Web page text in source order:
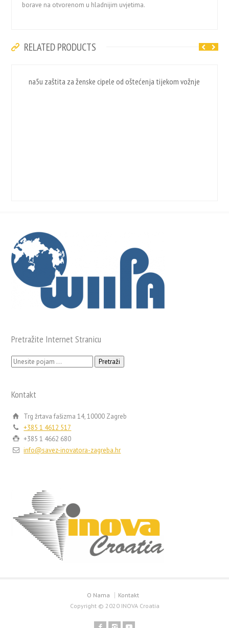
borave na otvorenom u hladnijim uvjetima.
RELATED PRODUCTS
na5u zaštita za ženske cipele od oštećenja tijekom vožnje
Pretražite Internet Stranicu
Pretraži:
Kontakt
Trg žrtava fašizma 14, 10000 Zagreb
+385 1 4612 517
+385 1 4662 680
info@savez-inovatora-zagreba.hr
O Nama
Kontakt
Copyright © 2020 INOVA Croatia